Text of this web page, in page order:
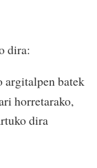
dira:
argitalpen batek
horretarako,
dira